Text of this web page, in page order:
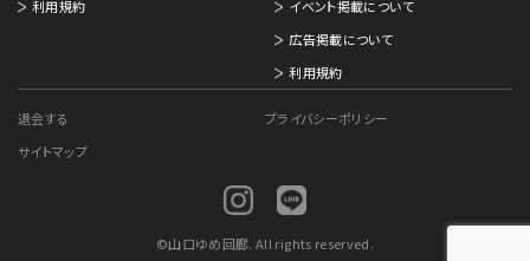
利用規約
イベント掲載について
広告掲載について
利用規約
退会する
プライバシーポリシー
サイトマップ
©山口ゆめ回廊. All rights reserved.